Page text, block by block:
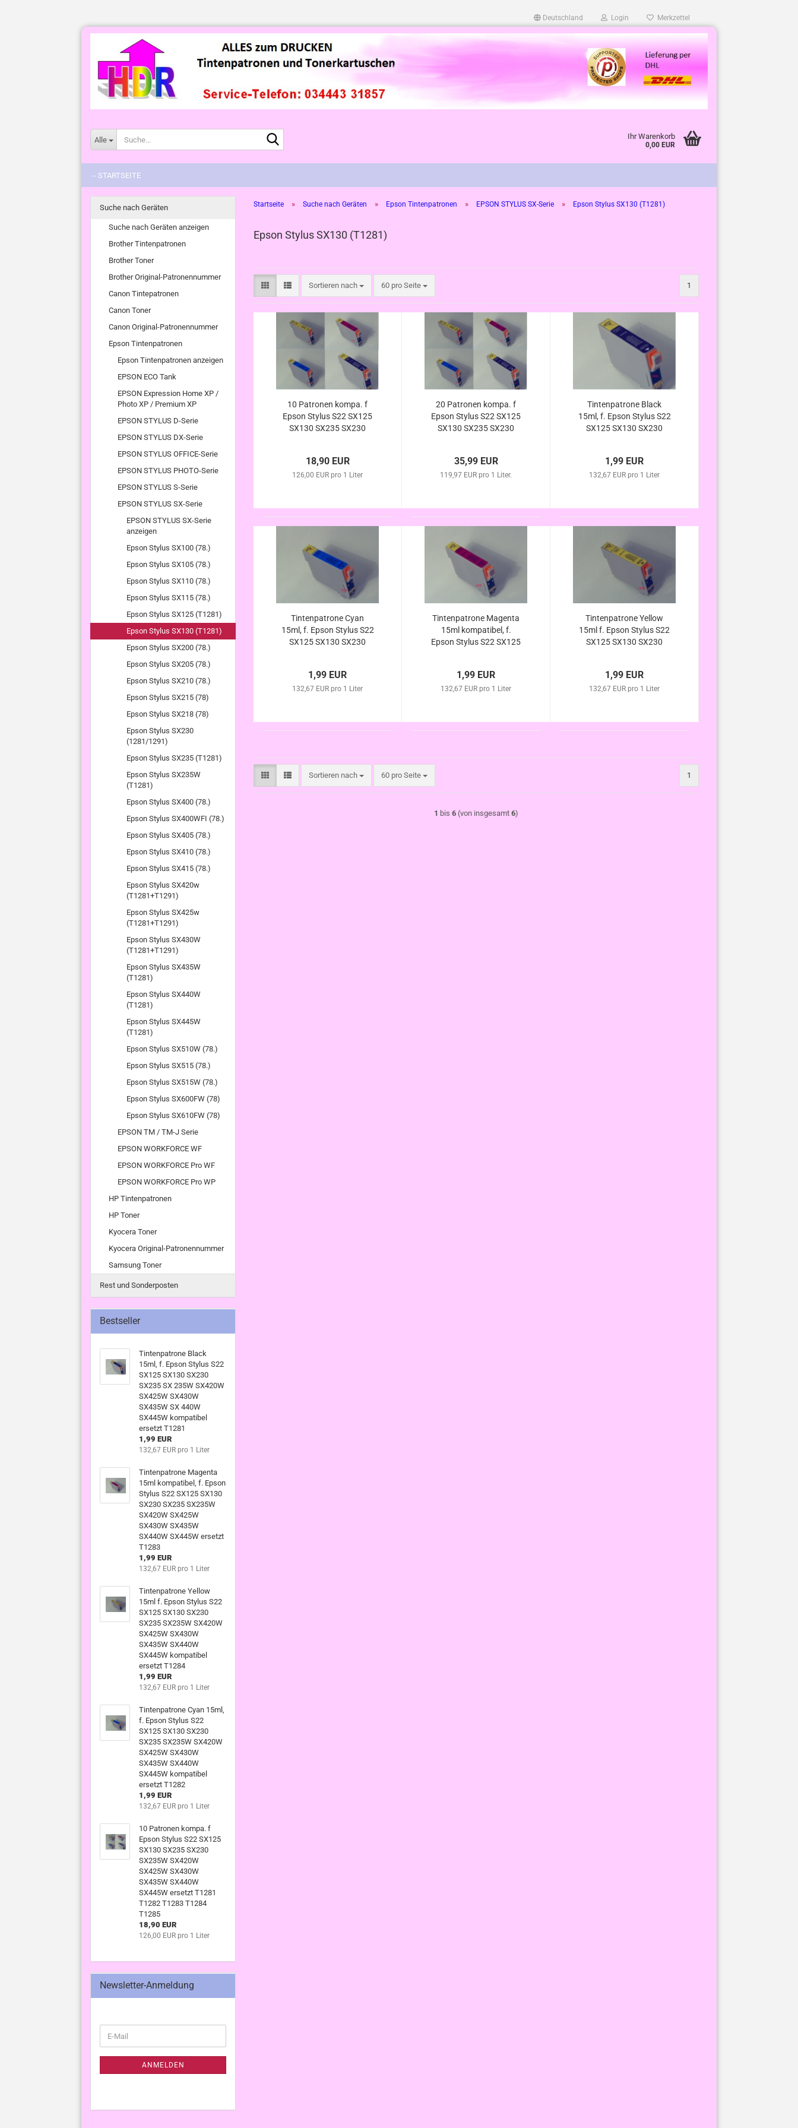
Deutschland Login Merkzettel
Alle Ihr Warenkorb
0,00 EUR
-- STARTSEITE
Startseite » Suche nach Geräten » Epson Tintenpatronen » EPSON STYLUS SX-Serie » Epson Stylus SX130 (T1281)
Epson Stylus SX130 (T1281)
Sortieren nach
Sortieren nach 60 pro Seite
pro Seite 1
10 Patronen kompa. f
Epson Stylus S22 SX125
SX130 SX235 SX230
SX435W SX440W
SX445W ersetzt T1281
18,90 EUR
126,00 EUR pro 1 Liter
20 Patronen kompa. f
Epson Stylus S22 SX125
SX130 SX235 SX230
SX435W SX440W
SX445W ersetzt T1281
35,99 EUR
119,97 EUR pro 1 Liter.
Tintenpatrone Black
15ml, f. Epson Stylus S22
SX125 SX130 SX230
SX435W SX 440W
SX445W kompatibel
1,99 EUR
132,67 EUR pro 1 Liter
Tintenpatrone Cyan
15ml, f. Epson Stylus S22
SX125 SX130 SX230
SX435W SX440W
SX445W kompatibel
1,99 EUR
132,67 EUR pro 1 Liter
Tintenpatrone Magenta
15ml kompatibel, f.
Epson Stylus S22 SX125
SX425W SX430W
SX435W SX440W
1,99 EUR
132,67 EUR pro 1 Liter
Tintenpatrone Yellow
15ml f. Epson Stylus S22
SX125 SX130 SX230
SX435W SX440W
SX445W kompatibel
1,99 EUR
132,67 EUR pro 1 Liter
Sortieren nach
Sortieren nach 60 pro Seite
pro Seite 1
1 bis 6 (von insgesamt 6)
Suche nach Geräten
Suche nach Geräten anzeigen
Brother Tintenpatronen
Brother Toner
Brother Original-Patronennummer
Canon Tintepatronen
Canon Toner
Canon Original-Patronennummer
Epson Tintenpatronen
Epson Tintenpatronen anzeigen
EPSON ECO Tank
EPSON Expression Home XP /
Photo XP / Premium XP
EPSON STYLUS D-Serie
EPSON STYLUS DX-Serie
EPSON STYLUS OFFICE-Serie
EPSON STYLUS PHOTO-Serie
EPSON STYLUS S-Serie
EPSON STYLUS SX-Serie
EPSON STYLUS SX-Serie
anzeigen
Epson Stylus SX100 (78.)
Epson Stylus SX105 (78.)
Epson Stylus SX110 (78.)
Epson Stylus SX115 (78.)
Epson Stylus SX125 (T1281)
Epson Stylus SX130 (T1281)
Epson Stylus SX200 (78.)
Epson Stylus SX205 (78.)
Epson Stylus SX210 (78.)
Epson Stylus SX215 (78)
Epson Stylus SX218 (78)
Epson Stylus SX230
(1281/1291)
Epson Stylus SX235 (T1281)
Epson Stylus SX235W
(T1281)
Epson Stylus SX400 (78.)
Epson Stylus SX400WFI (78.)
Epson Stylus SX405 (78.)
Epson Stylus SX410 (78.)
Epson Stylus SX415 (78.)
Epson Stylus SX420w
(T1281+T1291)
Epson Stylus SX425w
(T1281+T1291)
Epson Stylus SX430W
(T1281+T1291)
Epson Stylus SX435W
(T1281)
Epson Stylus SX440W
(T1281)
Epson Stylus SX445W
(T1281)
Epson Stylus SX510W (78.)
Epson Stylus SX515 (78.)
Epson Stylus SX515W (78.)
Epson Stylus SX600FW (78)
Epson Stylus SX610FW (78)
EPSON TM / TM-J Serie
EPSON WORKFORCE WF
EPSON WORKFORCE Pro WF
EPSON WORKFORCE Pro WP
HP Tintenpatronen
HP Toner
Kyocera Toner
Kyocera Original-Patronennummer
Samsung Toner
Rest und Sonderposten
Bestseller
Tintenpatrone Black
15ml, f. Epson Stylus S22
SX125 SX130 SX230
SX235 SX 235W SX420W
SX425W SX430W
SX435W SX 440W
SX445W kompatibel
ersetzt T1281
1,99 EUR
132,67 EUR pro 1 Liter
Tintenpatrone Magenta
15ml kompatibel, f. Epson
Stylus S22 SX125 SX130
SX230 SX235 SX235W
SX420W SX425W
SX430W SX435W
SX440W SX445W ersetzt
T1283
1,99 EUR
132,67 EUR pro 1 Liter
Tintenpatrone Yellow
15ml f. Epson Stylus S22
SX125 SX130 SX230
SX235 SX235W SX420W
SX425W SX430W
SX435W SX440W
SX445W kompatibel
ersetzt T1284
1,99 EUR
132,67 EUR pro 1 Liter
Tintenpatrone Cyan 15ml,
f. Epson Stylus S22
SX125 SX130 SX230
SX235 SX235W SX420W
SX425W SX430W
SX435W SX440W
SX445W kompatibel
ersetzt T1282
1,99 EUR
132,67 EUR pro 1 Liter
10 Patronen kompa. f
Epson Stylus S22 SX125
SX130 SX235 SX230
SX235W SX420W
SX425W SX430W
SX435W SX440W
SX445W ersetzt T1281
T1282 T1283 T1284
T1285
18,90 EUR
126,00 EUR pro 1 Liter
Newsletter-Anmeldung
ZUR
ANMELDUNG
E-
Mail
ANMELDEN